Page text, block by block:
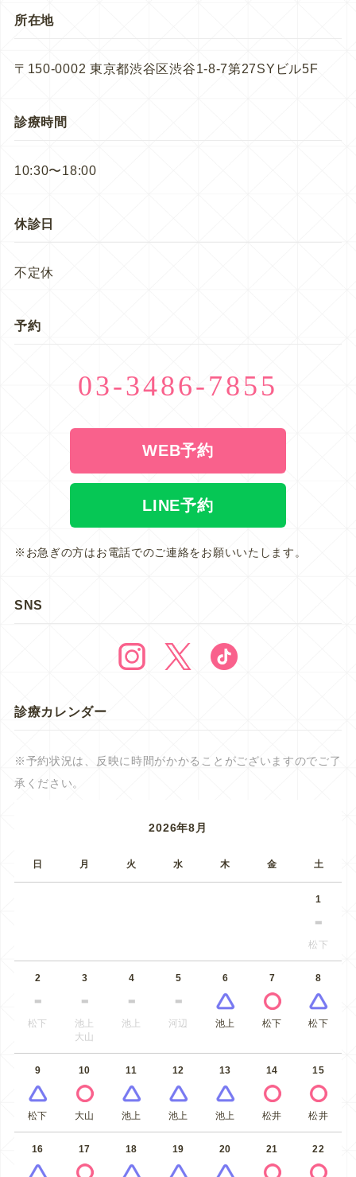
所在地
〒150-0002 東京都渋谷区渋谷1-8-7第27SYビル5F
診療時間
10:30〜18:00
休診日
不定休
予約
03-3486-7855
WEB予約
LINE予約
※お急ぎの方はお電話でのご連絡をお願いいたします。
SNS
診療カレンダー
※予約状況は、反映に時間がかかることがございますのでご了
承ください。
2026年8月
日 月 火 水 木 金 土
1
松下
2
松下
3
池上
大山
4
池上
5
河辺
6
池上
7
松下
8
松下
9
松下
10
大山
11
池上
12
池上
13
池上
14
松井
15
松井
16 17 18 19 20 21 22